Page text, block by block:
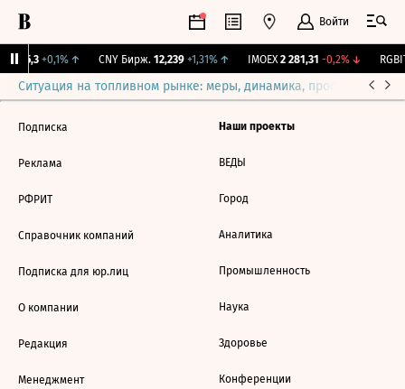
Войти
115,3 +0,1%↑ CNY Бирж. 12,239 +1,31%↑ IMOEX 2 281,31 -0,2%↓
Ситуация на топливном рынке: меры, динамика, прогнозы
Подписка
Реклама
РФРИТ
Справочник компаний
Подписка для юр.лиц
О компании
Редакция
Менеджмент
Наши проекты
ВЕДЫ
Город
Аналитика
Промышленность
Наука
Здоровье
Конференции